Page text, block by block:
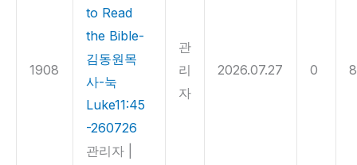
1908
to Read
the Bible-
김동원목
사-눅
Luke11:45
-260726
관리자
관
리
자
2026.07.27 0